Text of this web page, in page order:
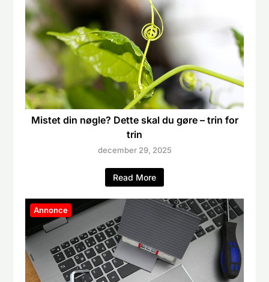
Mistet din nøgle? Dette skal du gøre – trin for
trin
december 29, 2025
Read More
Annonce